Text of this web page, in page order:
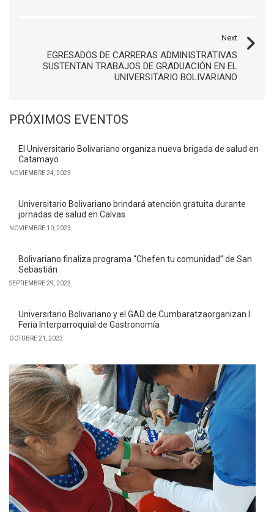
Next
EGRESADOS DE CARRERAS ADMINISTRATIVAS
SUSTENTAN TRABAJOS DE GRADUACIÓN EN EL
UNIVERSITARIO BOLIVARIANO
PRÓXIMOS EVENTOS
El Universitario Bolivariano organiza nueva brigada de salud en
Catamayo
NOVIEMBRE 24, 2023
Universitario Bolivariano brindará atención gratuita durante
jornadas de salud en Calvas
NOVIEMBRE 10, 2023
Bolivariano finaliza programa “Chefen tu comunidad” de San
Sebastián
SEPTIEMBRE 29, 2023
Universitario Bolivariano y el GAD de Cumbaratzaorganizan I
Feria Interparroquial de Gastronomía
OCTUBRE 21, 2023